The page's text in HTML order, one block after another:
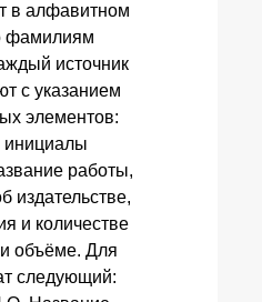
в алфавитном
фамилиям
источник
с указанием
элементов:
работы,
издательстве,
и количестве
объёме. Для
следующий: